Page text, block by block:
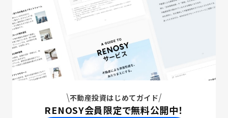
不動産投資はじめてガイド
RENOSY会員限定で無料公開中！